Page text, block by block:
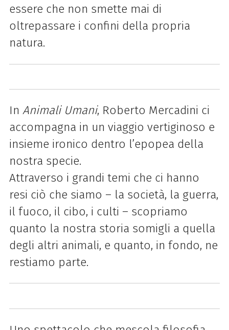
essere che non smette mai di
oltrepassare i confini della propria
natura.
In Animali Umani, Roberto Mercadini ci
accompagna in un viaggio vertiginoso e
insieme ironico dentro l’epopea della
nostra specie.
Attraverso i grandi temi che ci hanno
resi ciò che siamo – la società, la guerra,
il fuoco, il cibo, i culti – scopriamo
quanto la nostra storia somigli a quella
degli altri animali, e quanto, in fondo, ne
restiamo parte.